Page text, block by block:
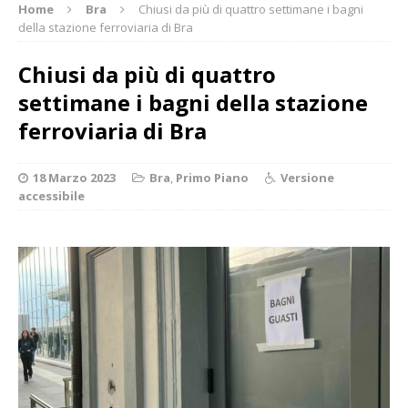
Home Bra
Chiusi da più di quattro settimane i bagni
della stazione ferroviaria di Bra
Chiusi da più di quattro
settimane i bagni della stazione
ferroviaria di Bra
18 Marzo 2023 Bra, Primo Piano
Versione
accessibile